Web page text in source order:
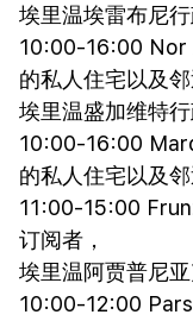
埃里温埃雷布尼行
10:00-16:00 Nor
的私人住宅以及
埃里温盛加维特行
10:00-16:00
的私人住宅以及
11:00-15:00
订阅者，
埃里温阿贾普尼亚
10:00-12:00